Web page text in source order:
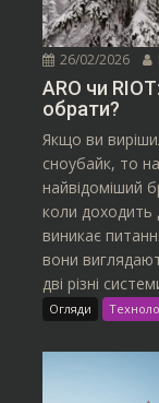
26/02/2026
ARO чи
обрати?
Якщо ви
сноубайк, то
найвідоміший
коли доходить
виникає
вони
дві різні
Огляди